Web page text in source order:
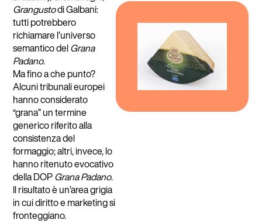
Grangustodi Galbani:
tutti potrebbero
richiamare l’universo
semantico delGrana
Padano.
Ma fino a che punto?
Alcuni tribunali europei
hanno considerato
“grana” un termine
generico riferito alla
consistenza del
formaggio; altri, invece, lo
hanno ritenuto evocativo
della DOPGrana Padano.
Il risultato è un’area grigia
in cui diritto e marketing si
fronteggiano.